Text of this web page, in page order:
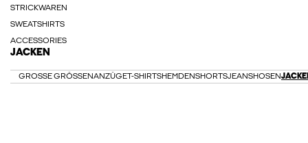
STRICKWAREN
SWEATSHIRTS
ACCESSORIES
JACKEN
GROSSE GRÖSSENANZÜGET-SHIRTSHEMDENSHORTSJEANSHOSEN